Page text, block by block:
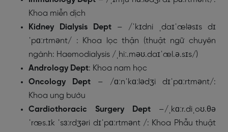
Khoa miễn dịch
Kidney Dialysis Dept – /ˈkɪdni ˌdaɪˈæləsɪs dɪ
ˈpɑːrtmənt/ : Khoa lọc thận (thuật ngữ chuyên
ngành: Haemodialysis /ˌhiː.məʊ.daɪˈæl.ə.sɪs/)
Andrology Dept: Khoa nam học
Oncology Dept – /ɑːnˈkɑːlədʒi dɪˈpɑːrtmənt/:
Khoa ung bướu
Cardiothoracic Surgery Dept –/ˌkɑːr.diˌoʊ.θə
ˈræs.ɪk ˈsɜːrdʒəri dɪˈpɑːrtmənt /: Khoa Phẫu thuật